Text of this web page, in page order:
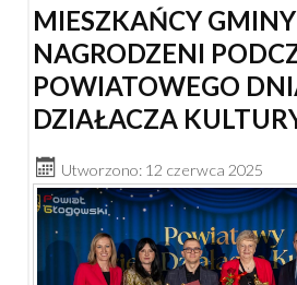
MIESZKAŃCY GMINY
NAGRODZENI
POWIATOWEGO
DZIAŁACZA
Utworzono: 12 czerwca 2025